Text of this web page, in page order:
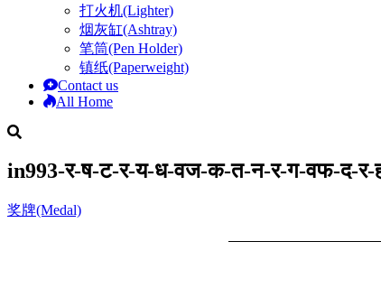
打火机(Lighter)
烟灰缸(Ashtray)
笔筒(Pen Holder)
镇纸(Paperweight)
Contact us
All Home
in993-र-ष-ट-र-य-ध-वज-क-त-न-र-ग-वफ-द-
奖牌(Medal)